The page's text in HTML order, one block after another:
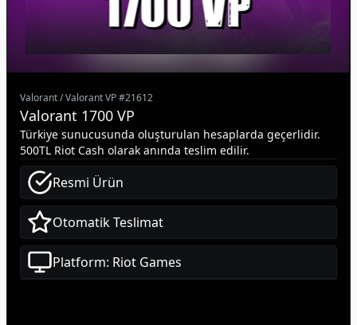
Valorant/Valorant VP#21612
Valorant 1700 VP
Türkiye sunucusunda oluşturulan hesaplarda geçerlidir.
500TL Riot Cash olarak anında teslim edilir.
Resmi Ürün
Otomatik Teslimat
Platform: Riot Games